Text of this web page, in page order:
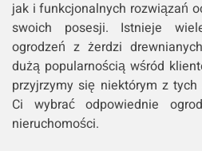
jak i funkcjonalnych rozwiązań
swoich posesji. Istnieje
ogrodzeń z żerdzi
dużą popularnością wśród
przyjrzymy się niektórym z
Ci wybrać odpowiednie
nieruchomości.